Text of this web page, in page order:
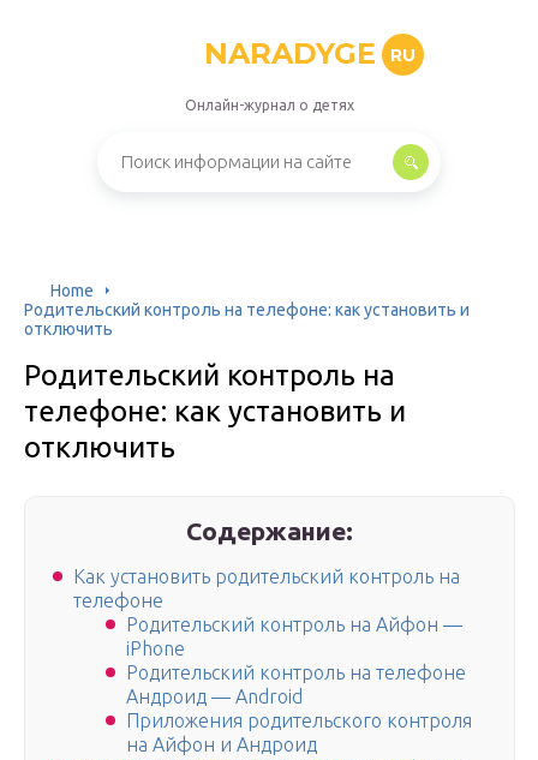
NARADYGE RU
Онлайн-журнал о детях
Home
Родительский контроль на телефоне: как установить и
отключить
Родительский контроль на
телефоне: как установить и
отключить
Содержание:
Как установить родительский контроль на
телефоне
Родительский контроль на Айфон —
iPhone
Родительский контроль на телефоне
Андроид — Android
Приложения родительского контроля
на Айфон и Андроид